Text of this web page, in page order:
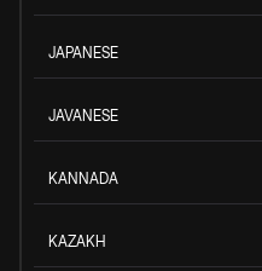
JAPANESE
JAVANESE
KANNADA
KAZAKH